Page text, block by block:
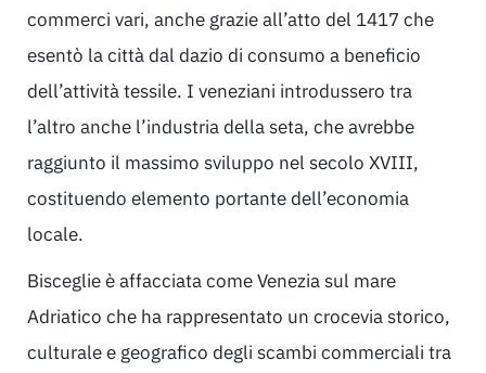
commerci vari, anche grazie all’atto del 1417 che
esentò la città dal dazio di consumo a beneficio
dell’attività tessile. I veneziani introdussero tra
l’altro anche l’industria della seta, che avrebbe
raggiunto il massimo sviluppo nel secolo XVIII,
costituendo elemento portante dell’economia
locale.
Bisceglie è affacciata come Venezia sul mare
Adriatico che ha rappresentato un crocevia storico,
culturale e geografico degli scambi commerciali tra